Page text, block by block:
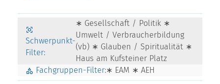
Schwerpunkt-
Filter:
∗ Gesellschaft / Politik ∗
Umwelt / Verbraucherbildung
(vb) ∗ Glauben / Spiritualität ∗
Haus am Kufsteiner Platz
Fachgruppen-Filter:∗ EAM ∗ AEH